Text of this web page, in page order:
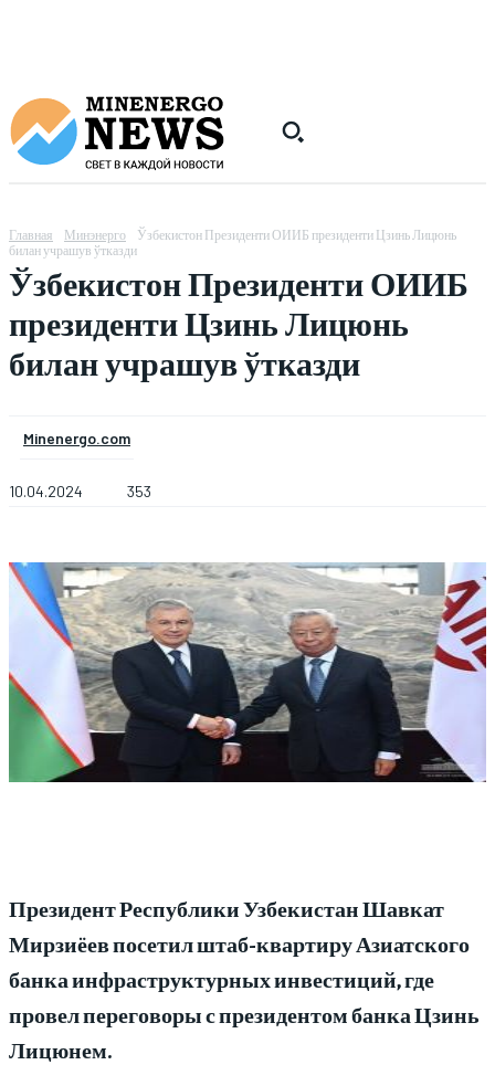
Главная Минэнерго
Ўзбекистон Президенти ОИИБ президенти Цзинь Лицюнь
билан учрашув ўтказди
Ўзбекистон Президенти ОИИБ
президенти Цзинь Лицюнь
билан учрашув ўтказди
Minenergo.com
10.04.2024 353
Президент Республики Узбекистан Шавкат
Мирзиёев посетил штаб-квартиру Азиатского
банка инфраструктурных инвестиций, где
провел переговоры с президентом банка Цзинь
Лицюнем.